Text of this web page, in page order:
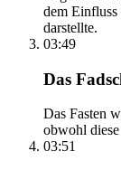
dem Einfluss
darstellte.
03:49
Das
Das Fasten
obwohl
03:51